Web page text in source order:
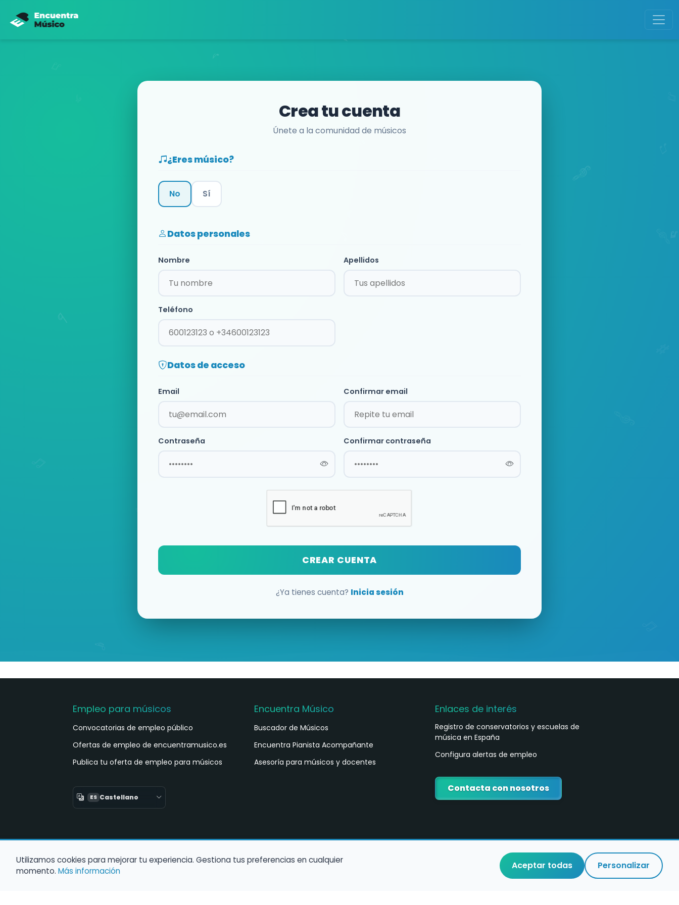
Crea tu cuenta
Únete a la comunidad de músicos
¿Eres músico?
No Sí
Datos personales
Nombre Apellidos
Teléfono
Datos de acceso
Email Confirmar email
Contraseña Confirmar contraseña
CREAR CUENTA
¿Ya tienes cuenta? Inicia sesión
Empleo para músicos
Convocatorias de empleo público
Ofertas de empleo de encuentramusico.es
Publica tu oferta de empleo para músicos
ES Castellano
Encuentra Músico
Buscador de Músicos
Encuentra Pianista Acompañante
Asesoría para músicos y docentes
Enlaces de interés
Registro de conservatorios y escuelas de
música en España
Configura alertas de empleo
Contacta con nosotros
Utilizamos cookies para mejorar tu experiencia. Gestiona tus preferencias en cualquier
momento. Más información Aceptar todas Personalizar